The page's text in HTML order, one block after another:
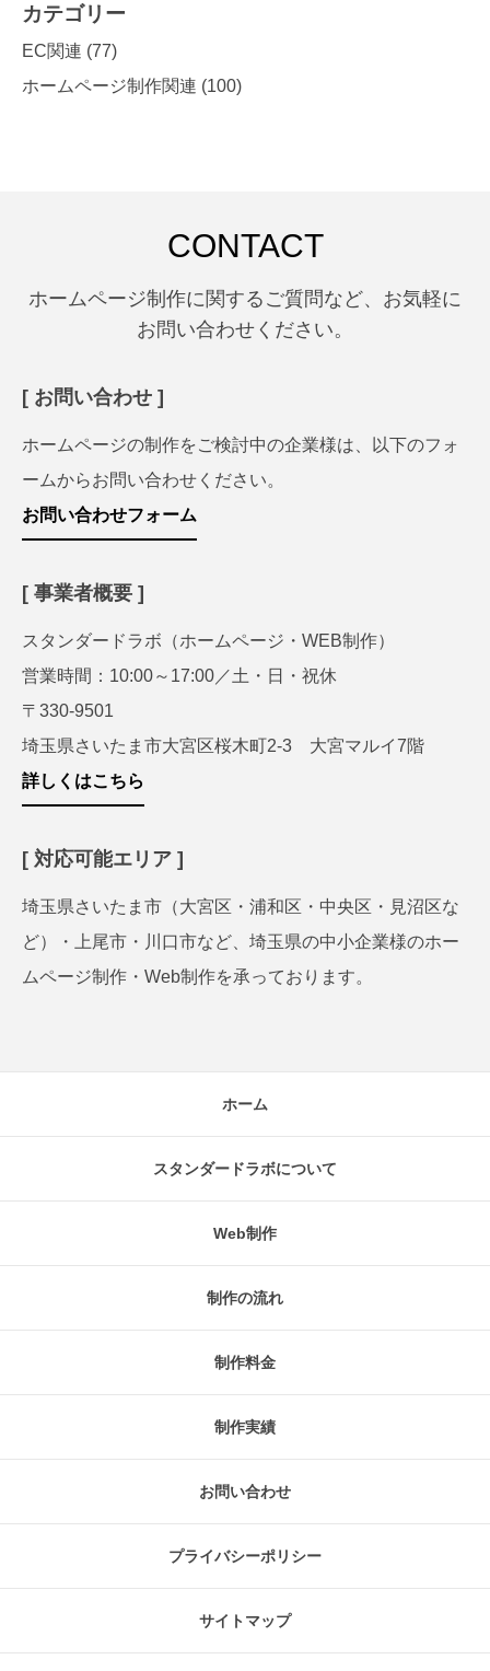
カテゴリー
EC関連 (77)
ホームページ制作関連 (100)
CONTACT
ホームページ制作に関するご質問など、お気軽に
お問い合わせください。
[ お問い合わせ ]
ホームページの制作をご検討中の企業様は、以下のフォ
ームからお問い合わせください。
お問い合わせフォーム
[ 事業者概要 ]
スタンダードラボ（ホームページ・WEB制作）
営業時間：10:00～17:00／土・日・祝休
〒330-9501
埼玉県さいたま市大宮区桜木町2-3 大宮マルイ7階
詳しくはこちら
[ 対応可能エリア ]
埼玉県さいたま市（大宮区・浦和区・中央区・見沼区な
ど）・上尾市・川口市など、埼玉県の中小企業様のホー
ムページ制作・Web制作を承っております。
ホーム
スタンダードラボについて
Web制作
制作の流れ
制作料金
制作実績
お問い合わせ
プライバシーポリシー
サイトマップ